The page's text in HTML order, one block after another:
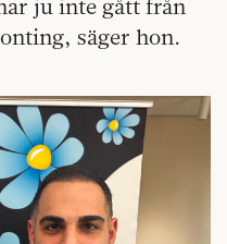
ju inte gått från
säger hon.